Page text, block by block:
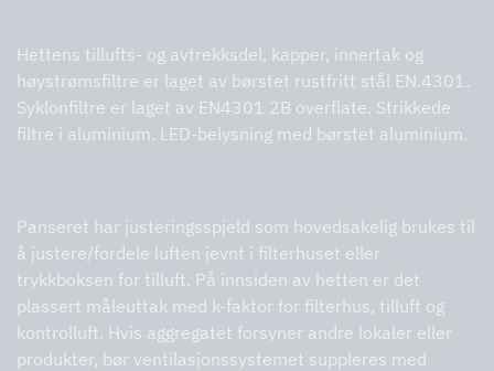
Hettens tillufts- og avtrekksdel, kapper, innertak og
høystrømsfiltre er laget av børstet rustfritt stål EN.4301.
Syklonfiltre er laget av EN4301 2B overflate. Strikkede
filtre i aluminium. LED-belysning med børstet aluminium.
Panseret har justeringsspjeld som hovedsakelig brukes til
å justere/fordele luften jevnt i filterhuset eller
trykkboksen for tilluft. På innsiden av hetten er det
plassert måleuttak med k-faktor for filterhus, tilluft og
kontrolluft. Hvis aggregatet forsyner andre lokaler eller
produkter, bør ventilasjonssystemet suppleres med